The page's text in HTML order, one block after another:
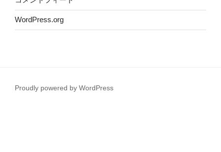
WordPress.org
Proudly powered by WordPress